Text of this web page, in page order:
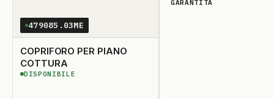
479085.03ME
COPRIFORO PER PIANO
COTTURA
DISPONIBILE
DISPONIBILE
DISPONIBILITÀ GARANTITA
GARANTITA